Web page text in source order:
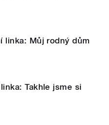
linka: Můj rodný dům
Takhle jsme si